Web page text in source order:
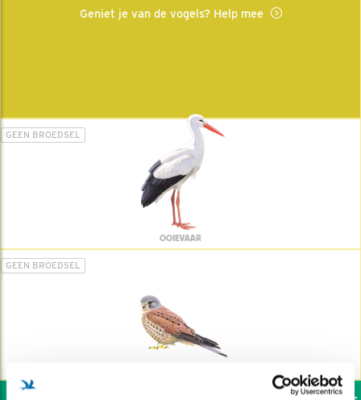
Geniet je van de vogels? Help mee
GEEN BROEDSEL
OOIEVAAR
GEEN BROEDSEL